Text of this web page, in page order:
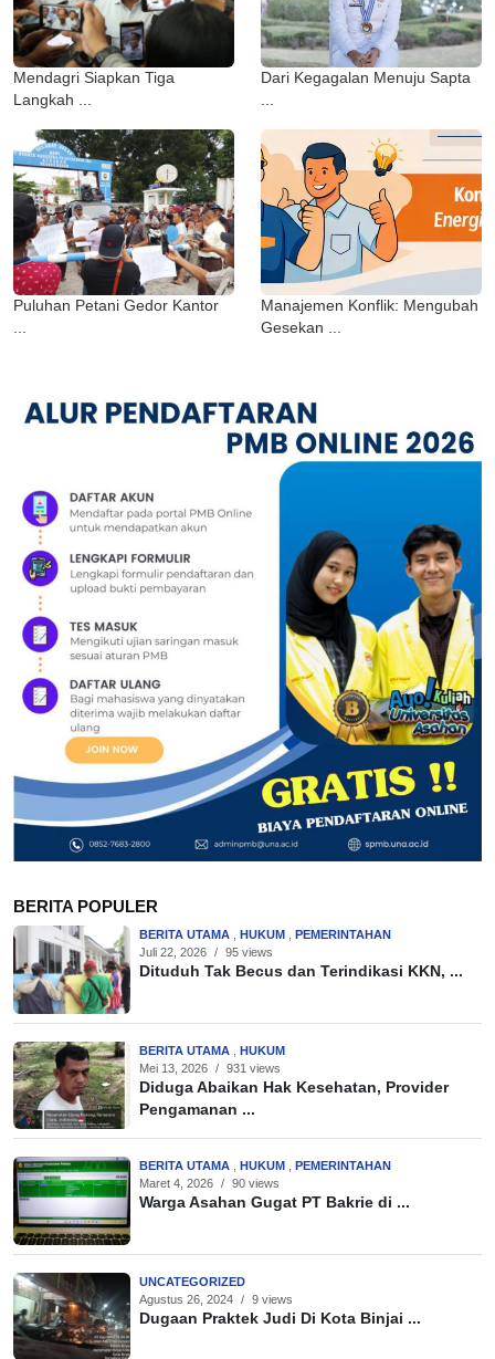
Mendagri Siapkan Tiga
Langkah ...
Dari Kegagalan Menuju Sapta
...
Puluhan Petani Gedor Kantor
...
Manajemen Konflik: Mengubah
Gesekan ...
BERITA POPULER
BERITA UTAMA HUKUM
PEMERINTAHAN
Juli 22, 2026 / 95 views
Dituduh Tak Becus dan Terindikasi KKN, ...
BERITA UTAMA
HUKUM
Mei 13, 2026 / 931 views
Diduga Abaikan Hak Kesehatan, Provider
Pengamanan ...
BERITA UTAMA HUKUM
PEMERINTAHAN
Maret 4, 2026 / 90 views
Warga Asahan Gugat PT Bakrie di ...
UNCATEGORIZED
Agustus 26, 2024 / 9 views
Dugaan Praktek Judi Di Kota Binjai ...